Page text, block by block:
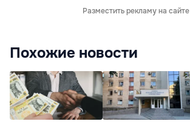
Разместить рекламу на сайте
Похожие новости